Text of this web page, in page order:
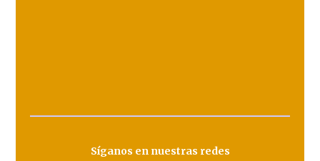
Síganos en nuestras redes